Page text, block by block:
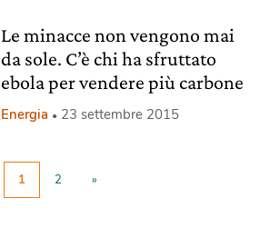
Le minacce non vengono mai
da sole. C’è chi ha sfruttato
ebola per vendere più carbone
Energia 23 settembre 2015
1 2 »